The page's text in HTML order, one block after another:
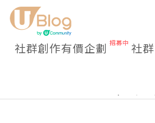
社群創作有價企劃 社